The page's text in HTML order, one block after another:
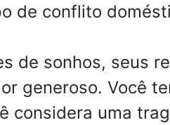
de conflito
de sonhos, seus
generoso. Você
considera uma